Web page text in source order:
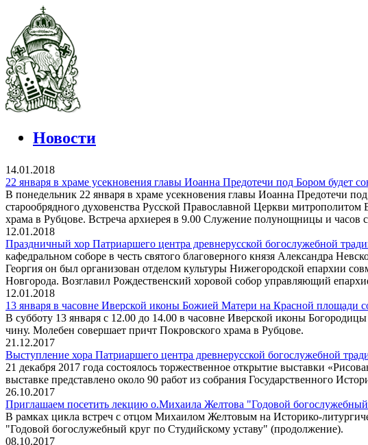
Новости
14.01.2018
22 января в храме усекновения главы Иоанна Предотечи под Бором будет
В понедельник 22 января в храме усекновения главы Иоанна Предотечи
старообрядного духовенства Русской Православной Церкви
храма в Рубцове. Встреча архиерея в 9.00 Служение полунощницы и часов
12.01.2018
Праздничный хор Патриаршего центра древнерусской богослужебной
кафедральном соборе в честь святого благоверного князя Александра
Георгия он был организован отделом культуры Нижегородской епархии
Новгорода. Возглавил Рождественский хоровой собор управляющий
12.01.2018
13 января в часовне Иверской иконы Божией Матери на Красной площади
В субботу 13 января с 12.00 до 14.00 в часовне Иверской иконы
чину. Молебен совершает причт Покровского храма в Рубцове.
21.12.2017
Выступление хора Патриаршего центра древнерусской богослужебной
21 декабря 2017 года состоялось торжественное открытие выставки
выставке представлено около 90 работ из собрания Государственного
26.10.2017
Приглашаем посетить лекцию о.Михаила Желтова "Годовой
В рамках цикла встреч с отцом Михаилом Желтовым на Историко-
"Годовой богослужебный круг по Студийскому уставу" (продолжение).
08.10.2017